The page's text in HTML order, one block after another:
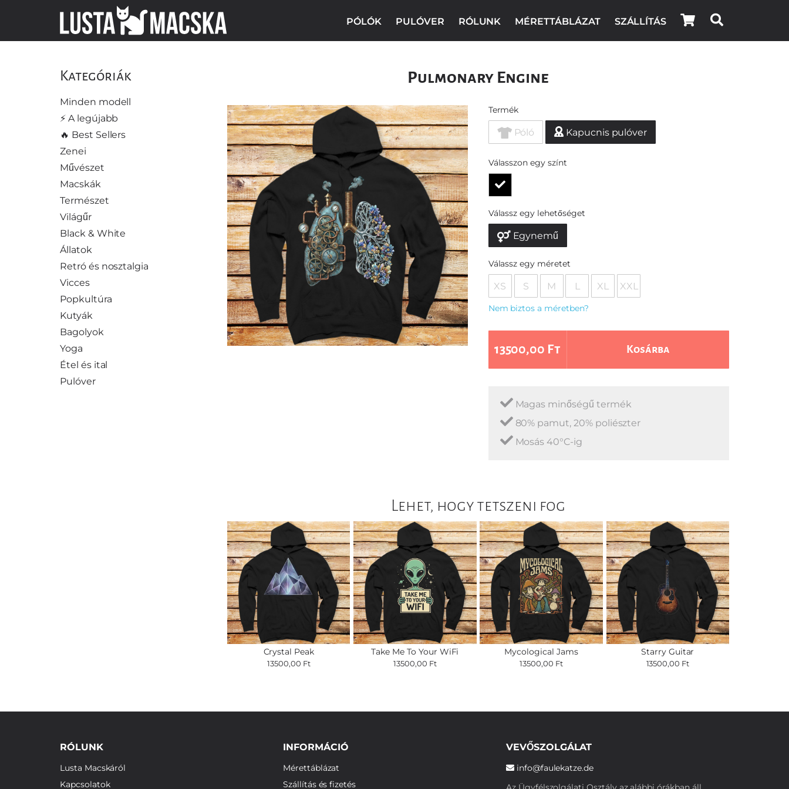
PÓLÓK PULÓVER RÓLUNK MÉRETTÁBLÁZAT SZÁLLÍTÁS
Kategóriák
Minden modell
⚡️ A legújabb
🔥 Best Sellers
Zenei
Művészet
Macskák
Természet
Világűr
Black & White
Állatok
Retró és nosztalgia
Vicces
Popkultúra
Kutyák
Bagolyok
Yoga
Étel és ital
Pulóver
Pulmonary Engine
Termék
Póló Kapucnis pulóver
Válasszon egy színt
Válassz egy lehetőséget
Egynemű
Válassz egy méretet
XS S M L XL XXL
Nem biztos a méretben?
13500,00 Ft Kosárba
Magas minőségű termék
80% pamut, 20% poliészter
Mosás 40°C-ig
Lehet, hogy tetszeni fog
Crystal Peak
13500,00 Ft
Take Me To Your WiFi
13500,00 Ft
Mycological Jams
13500,00 Ft
Starry Guitar
13500,00 Ft
RÓLUNK
Lusta Macskáról
Kapcsolatok
INFORMÁCIÓ
Mérettáblázat
Szállítás és fizetés
VEVŐSZOLGÁLAT
info@faulekatze.de